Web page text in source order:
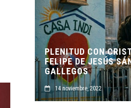
PADRE
ORIGEN Y
CASA INDI
14 noviembre, 2022